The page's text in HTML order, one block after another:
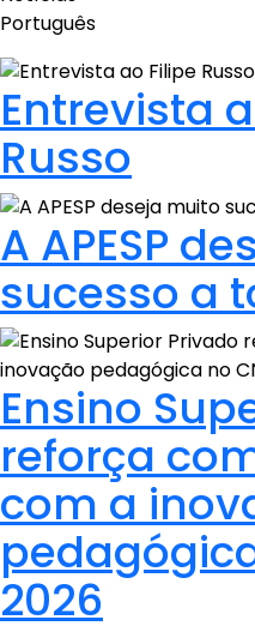
Português
Entrevista
Russo
A APESP
sucesso a
Ensino
reforça
com a
2026